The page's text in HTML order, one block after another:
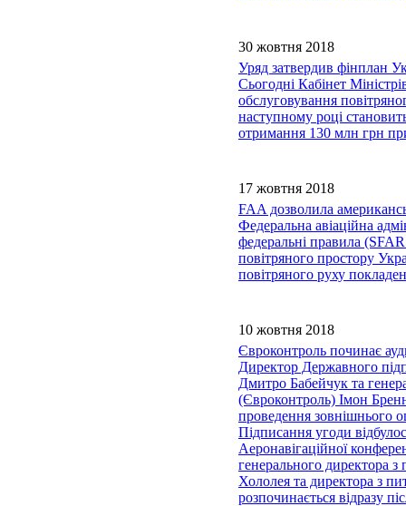
30 жовтня 2018
Уряд затвердив фінплан
Сьогодні Кабінет
обслуговування
наступному році
отримання 130 млн грн
17 жовтня 2018
FAA дозволила
Федеральна авіаційна
федеральні правила
повітряного простору
повітряного руху
10 жовтня 2018
Євроконтроль починає
Директор Державного
Дмитро Бабейчук та
(Євроконтроль) Імон
проведення зовнішнього
Підписання угоди
Аеронавігаційної
генерального директора з
Хололея та директора з
розпочинається відразу